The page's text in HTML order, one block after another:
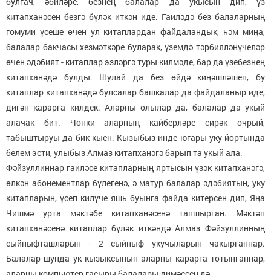
китапханәсен безгә бүләк иткән иде. Гаиләдә без балаларның
гомуми үсеше өчен ул китаплардан файдаландык, һәм миңа,
балалар бакчасы хезмәткәре буларак, үземдә тәрбияләнүчеләр
өчен әдәбият - китаплар эзләргә туры килмәде, бар да үзебезнең
китапханәдә булды. Шулай да без өйдә киңәшләшеп, бу
китаплар китапханәдә булсалар башкалар да файдаланыр иде,
дигән карарга килдек. Аларны олылар да, балалар да укый
алачак бит. Чөнки аларның кайберләре сирәк очрый,
табыштыруы да бик кыен. Кызыбыз инде югары уку йортында
белем эсти, улыбыз Алмаз китапханәгә барып та укый ала.
Фәйзуллиннар гаиләсе китапларның яртысын үзәк китапханәгә,
өлкән абонементлар бүлегенә, ә матур балалар әдәбиятын, уку
китапларын, үсеп килүче яшь буынга файда китерсен дип, Яңа
Чишмә урта мәктәбе китапханәсенә тапшырган. Мәктәп
китапханәсенә китаплар бүләк иткәндә Алмаз Фәйзуллинның
сыйныфташларын - 2 сыйныф укучыларын чакырганнар.
Балалар шунда ук кызыксынып аларны карарга тотынганнар,